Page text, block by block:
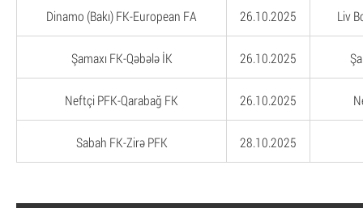
Dinamo (Bakı) FK-European FA 26.10.2025 Liv
Şamaxı FK-Qəbələ İK 26.10.2025
Neftçi PFK-Qarabağ FK 26.10.2025
Sabah FK-Zirə PFK 28.10.2025